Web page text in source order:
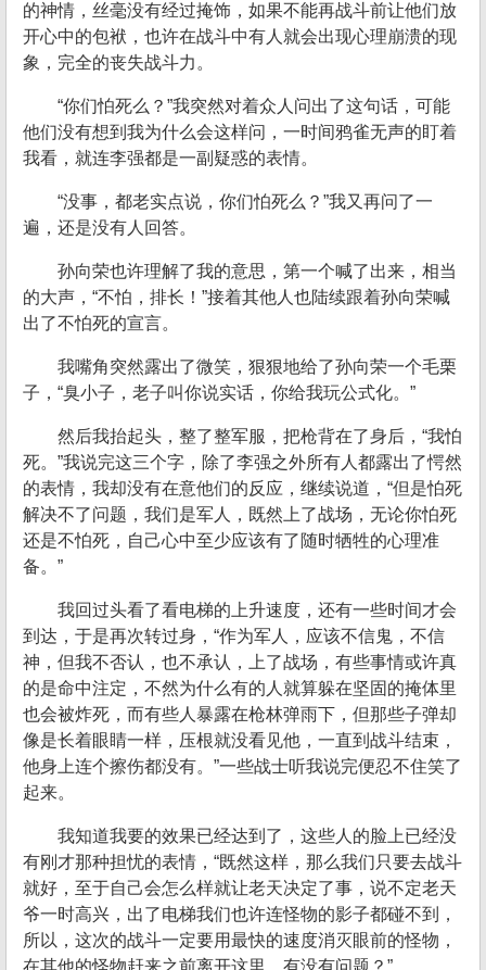
的神情，丝毫没有经过掩饰，如果不能再战斗前让他们放
开心中的包袱，也许在战斗中有人就会出现心理崩溃的现
象，完全的丧失战斗力。
“你们怕死么？”我突然对着众人问出了这句话，可能
他们没有想到我为什么会这样问，一时间鸦雀无声的盯着
我看，就连李强都是一副疑惑的表情。
“没事，都老实点说，你们怕死么？”我又再问了一
遍，还是没有人回答。
孙向荣也许理解了我的意思，第一个喊了出来，相当
的大声，“不怕，排长！”接着其他人也陆续跟着孙向荣喊
出了不怕死的宣言。
我嘴角突然露出了微笑，狠狠地给了孙向荣一个毛栗
子，“臭小子，老子叫你说实话，你给我玩公式化。”
然后我抬起头，整了整军服，把枪背在了身后，“我怕
死。”我说完这三个字，除了李强之外所有人都露出了愕然
的表情，我却没有在意他们的反应，继续说道，“但是怕死
解决不了问题，我们是军人，既然上了战场，无论你怕死
还是不怕死，自己心中至少应该有了随时牺牲的心理准
备。”
我回过头看了看电梯的上升速度，还有一些时间才会
到达，于是再次转过身，“作为军人，应该不信鬼，不信
神，但我不否认，也不承认，上了战场，有些事情或许真
的是命中注定，不然为什么有的人就算躲在坚固的掩体里
也会被炸死，而有些人暴露在枪林弹雨下，但那些子弹却
像是长着眼睛一样，压根就没看见他，一直到战斗结束，
他身上连个擦伤都没有。”一些战士听我说完便忍不住笑了
起来。
我知道我要的效果已经达到了，这些人的脸上已经没
有刚才那种担忧的表情，“既然这样，那么我们只要去战斗
就好，至于自己会怎么样就让老天决定了事，说不定老天
爷一时高兴，出了电梯我们也许连怪物的影子都碰不到，
所以，这次的战斗一定要用最快的速度消灭眼前的怪物，
在其他的怪物赶来之前离开这里，有没有问题？”